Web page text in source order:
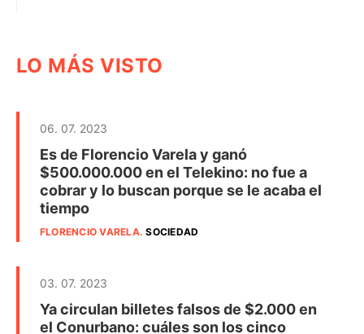
LO MÁS VISTO
06. 07. 2023
Es de Florencio Varela y ganó
$500.000.000 en el Telekino: no fue a
cobrar y lo buscan porque se le acaba el
tiempo
FLORENCIO VARELA.SOCIEDAD
03. 07. 2023
Ya circulan billetes falsos de $2.000 en
el Conurbano: cuáles son los cinco